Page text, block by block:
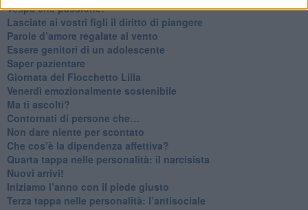
​Vespa che passione!
​Lasciate ai vostri figli il diritto di piangere
​Parole d’amore regalate al vento
​Essere genitori di un adolescente
​Saper pazientare
​Giornata del Fiocchetto Lilla
​Venerdì emozionalmente sostenibile
Ma ti ascolti?
Contornati di persone che…
Non dare niente per scontato
Che cos’è la dipendenza affettiva?
Quarta tappa nelle personalità: il narcisista
​Nuovi arrivi!
​Iniziamo l’anno con il piede giusto
​Terza tappa nelle personalità: l’antisociale